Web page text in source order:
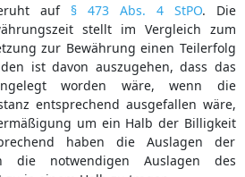
auf § 473 Abs. 4 StPO. Die
stellt im Vergleich zum
zur Bewährung einen Teilerfolg
ist davon auszugehen, dass das
worden wäre, wenn die
entsprechend ausgefallen wäre,
um ein Halb der Billigkeit
haben die Auslagen der
die notwendigen Auslagen des